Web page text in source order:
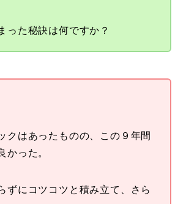
った秘訣は何ですか？
クはあったものの、この９年間
かった。
ずにコツコツと積み立て、さら